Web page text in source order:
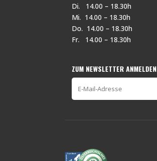
Di. 14.00 – 18.30h
Mi. 14.00 – 18.30h
Do. 14.00 – 18.30h
Fr. 14.00 – 18.30h
ZUM NEWSLETTER ANMELDEN